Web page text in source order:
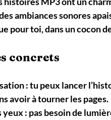
ambiances sonores
pour toi, dans un cocon
concrets
: tu peux lancer
avoir à tourner les pages.
yeux : pas besoin de